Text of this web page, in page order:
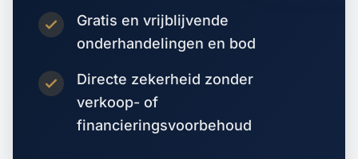
Gratis en vrijblijvende
onderhandelingen en bod
Directe zekerheid zonder
verkoop- of
financieringsvoorbehoud